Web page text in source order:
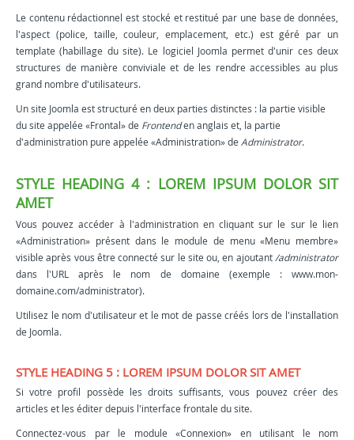
Le contenu rédactionnel est stocké et restitué par une base de données,
l'aspect (police, taille, couleur, emplacement, etc.) est géré par un
template (habillage du site). Le logiciel Joomla permet d'unir ces deux
structures de manière conviviale et de les rendre accessibles au plus
grand nombre d'utilisateurs.
Un site Joomla est structuré en deux parties distinctes : la partie visible
du site appelée «Frontal» de Frontenden anglais et, la partie
d'administration pure appelée «Administration» de Administrator.
STYLE HEADING 4 : LOREM IPSUM DOLOR SIT
AMET
Vous pouvez accéder à l'administration en cliquant sur le sur le lien
«Administration» présent dans le module de menu «Menu membre»
visible après vous être connecté sur le site ou, en ajoutant /administrator
dans l'URL après le nom de domaine (exemple : www.mon-
domaine.com/administrator).
Utilisez le nom d'utilisateur et le mot de passe créés lors de l'installation
de Joomla.
STYLE HEADING 5 : LOREM IPSUM DOLOR SIT AMET
Si votre profil possède les droits suffisants, vous pouvez créer des
articles et les éditer depuis l'interface frontale du site.
Connectez-vous par le module «Connexion» en utilisant le nom